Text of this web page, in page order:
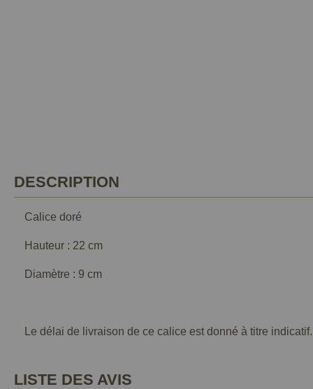
DESCRIPTION
Calice doré
Hauteur : 22 cm
Diamètre : 9 cm
Le délai de livraison de ce calice est donné à titre indicatif.
LISTE DES AVIS